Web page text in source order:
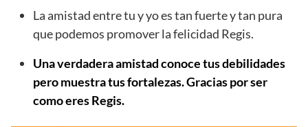
La amistad entre tu y yo es tan fuerte y tan pura
que podemos promover la felicidad Regis.
Una verdadera amistad conoce tus debilidades
pero muestra tus fortalezas. Gracias por ser
como eres Regis.